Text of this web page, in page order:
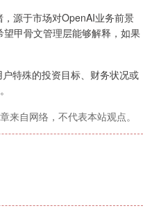
源于市场对OpenAI业务前景
甲骨文管理层能够解释，如果
特殊的投资目标、财务状况或
来自网络，不代表本站观点。